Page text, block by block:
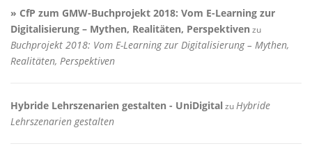
» CfP zum GMW-Buchprojekt 2018: Vom E-Learning zur
Digitalisierung – Mythen, Realitäten, Perspektiven zu
Buchprojekt 2018: Vom E-Learning zur Digitalisierung – Mythen,
Realitäten, Perspektiven
Hybride Lehrszenarien gestalten - UniDigitalzu Hybride
Lehrszenarien gestalten